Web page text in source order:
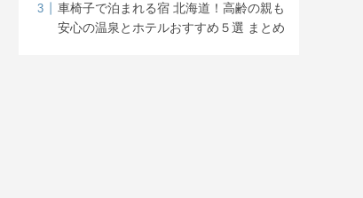
車椅子で泊まれる宿 北海道！高齢の親も
安心の温泉とホテルおすすめ５選 まとめ